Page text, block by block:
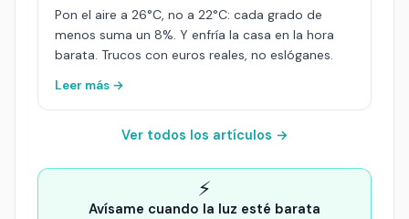
Pon el aire a 26°C, no a 22°C: cada grado de
menos suma un 8%. Y enfría la casa en la hora
barata. Trucos con euros reales, no eslóganes.
Leer más →
Ver todos los artículos →
⚡
Avísame cuando la luz esté barata